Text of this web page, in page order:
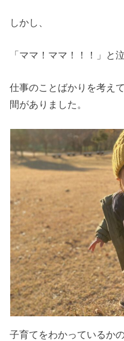
しかし、
「ママ！ママ！！！」と
仕事のことばかりを考え
間がありました。
子育てをわかっているか